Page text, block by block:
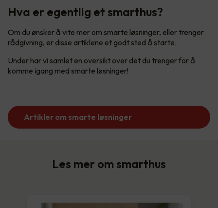
Hva er egentlig et smarthus?
Om du ønsker å vite mer om smarte løsninger, eller trenger
rådgivning, er disse artiklene et godt sted å starte.
Under har vi samlet en oversikt over det du trenger for å
komme igang med smarte løsninger!
Artikler om smarte løsninger
Les mer om smarthus